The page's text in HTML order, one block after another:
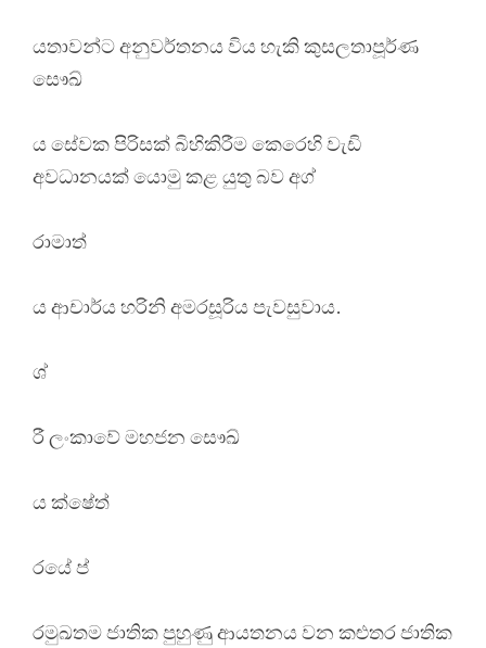
යතාවන්ට අනුවර්තනය විය හැකි කුසලතාපූර්ණ
සෞඛ්
ය සේවක පිරිසක් බිහිකිරීම කෙරෙහි වැඩි
අවධානයක් යොමු කළ යුතු බව අග්
රාමාත්
ය ආචාර්ය හරිනි අමරසූරිය පැවසුවාය.
ශ්
රී ලංකාවේ මහජන සෞඛ්
ය ක්ෂේත්
රයේ ප්
රමුඛතම ජාතික පුහුණු ආයතනය වන කළුතර ජාතික